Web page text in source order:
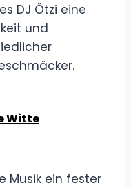
DJ Ötzi eine
und
Witte
Musik ein fester